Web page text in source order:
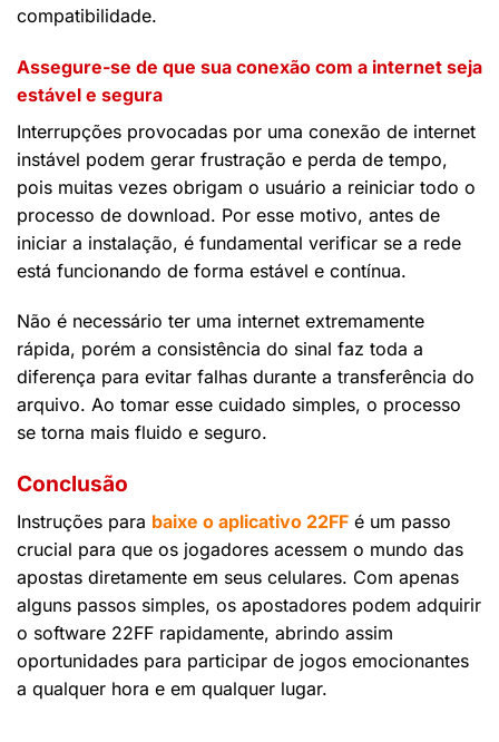
compatibilidade.
Assegure-se de que sua conexão com a internet seja
estável e segura
Interrupções provocadas por uma conexão de internet
instável podem gerar frustração e perda de tempo,
pois muitas vezes obrigam o usuário a reiniciar todo o
processo de download. Por esse motivo, antes de
iniciar a instalação, é fundamental verificar se a rede
está funcionando de forma estável e contínua.
Não é necessário ter uma internet extremamente
rápida, porém a consistência do sinal faz toda a
diferença para evitar falhas durante a transferência do
arquivo. Ao tomar esse cuidado simples, o processo
se torna mais fluido e seguro.
Conclusão
Instruções para baixe o aplicativo 22FF é um passo
crucial para que os jogadores acessem o mundo das
apostas diretamente em seus celulares. Com apenas
alguns passos simples, os apostadores podem adquirir
o software 22FF rapidamente, abrindo assim
oportunidades para participar de jogos emocionantes
a qualquer hora e em qualquer lugar.